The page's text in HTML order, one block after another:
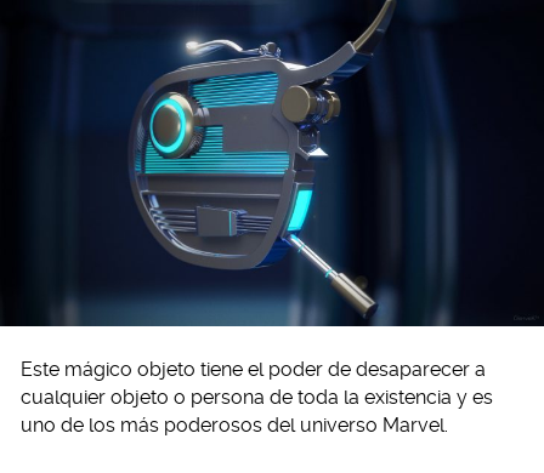
Este mágico objeto tiene el poder de desaparecer a
cualquier objeto o persona de toda la existencia y es
uno de los más poderosos del universo Marvel.